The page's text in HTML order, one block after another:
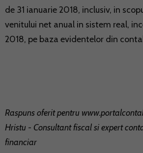
de 31 ianuarie 2018, inclusiv, in
venitului net anual in sistem real,
2018, pe baza evidentelor din
Raspuns oferit pentru
Hristu - Consultant fiscal si expert
financiar